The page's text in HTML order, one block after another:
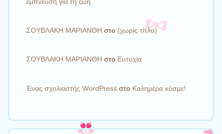
ΣΟΥΒΛΑΚΗ ΜΑΡΙΑΝΘΗ στο (χωρίς τίτλο)
ΣΟΥΒΛΑΚΗ ΜΑΡΙΑΝΘΗ στο Ευτυχία
Ένας σχολιαστής WordPressστο Καλημέρα κόσμε!